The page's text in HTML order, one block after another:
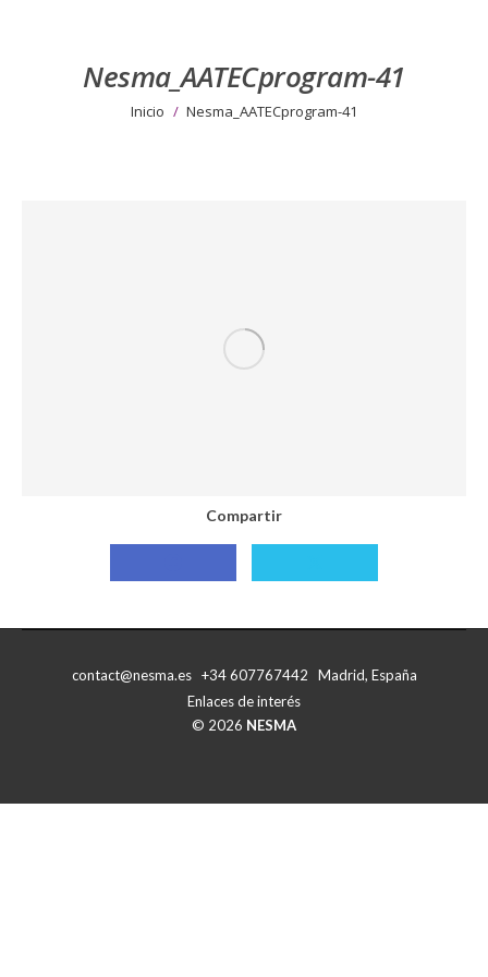
Nesma_AATECprogram-41
Estás aquí:
Inicio Nesma_AATECprogram-41
Compartir
Compartir
Compartir
contact@nesma.es +34 607767442 Madrid, España
Enlaces de interés
© 2026 NESMA